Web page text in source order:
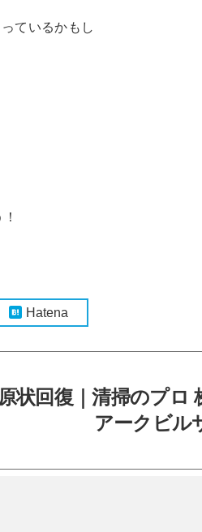
ているかもし
Hatena
状回復｜清掃のプロ
アークビル